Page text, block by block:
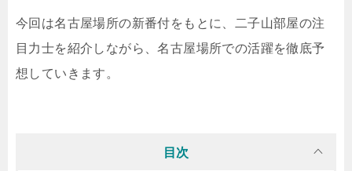
今回は名古屋場所の新番付をもとに、二子山部屋の注
目力士を紹介しながら、名古屋場所での活躍を徹底予
想していきます。
目次